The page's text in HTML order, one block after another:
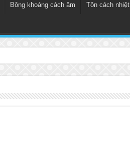
Bông khoáng cách âm Tôn cách nhiệt